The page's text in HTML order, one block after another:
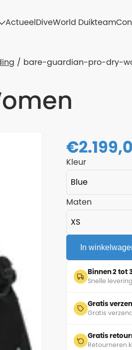
ActueelDiveWorld Duikteam
bare-guardian-pro-dry-
€
Kleur
Maten
In
Binnen 2 tot
Snelle
Gratis
Gratis
Gratis
Retourneren